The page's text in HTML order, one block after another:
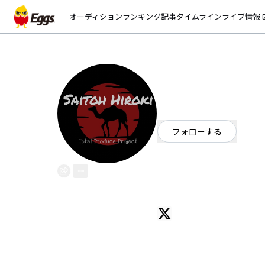
オーディションランキング記事タイムラインライブ情報
フォローする